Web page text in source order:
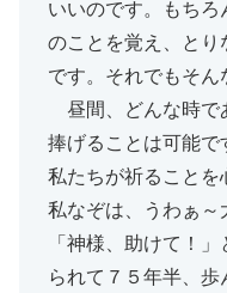
いいのです。もちろ
のことを覚え、とり
です。それでもそん
昼間、どんな時で
捧げることは可能で
私たちが祈ることを
私なぞは、うわぁ～
「神様、助けて！
られて７５年半、歩